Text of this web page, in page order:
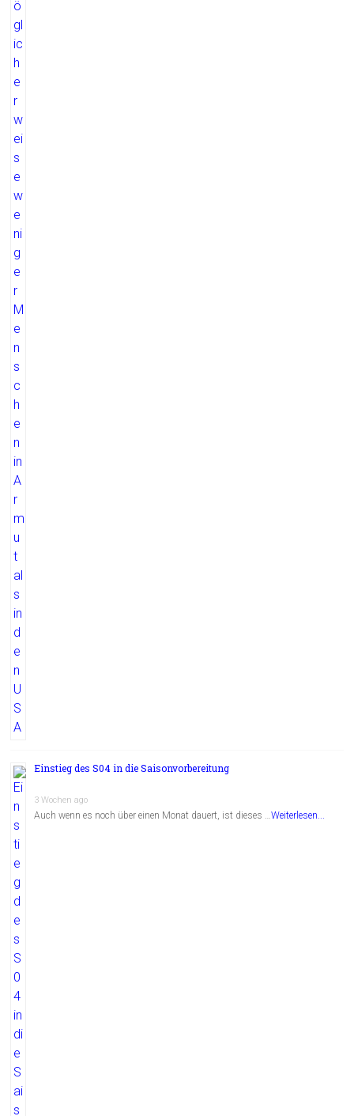
Einstieg des S04 in die Saisonvorbereitung
3 Wochen ago
Auch wenn es noch über einen Monat dauert, ist dieses …Weiterlesen...